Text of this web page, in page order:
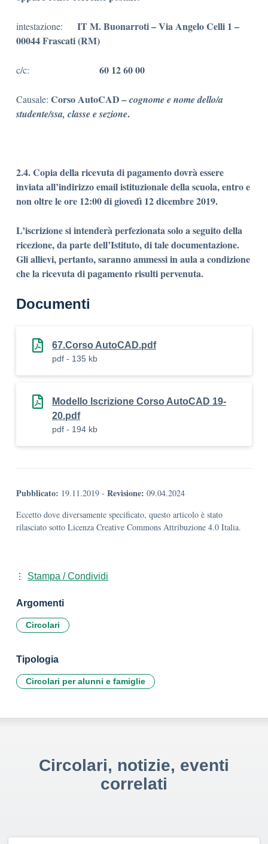
intestazione: IT M. Buonarroti – Via Angelo Celli 1 –
00044 Frascati (RM)
c/c: 60 12 60 00
Causale: Corso AutoCAD–cognome e nome dello/a
studente/ssa, classe e sezione.
2.4.Copia della ricevuta di pagamento dovrà essere
inviata all’indirizzo email istituzionale della scuola, entro e
non oltre le ore 12:00 di giovedì 12 dicembre 2019.
L’iscrizione si intenderà perfezionata solo a seguito della
ricezione, da parte dell’Istituto, di tale documentazione.
Gli allievi, pertanto, saranno ammessi in aula a condizione
che la ricevuta di pagamento risulti pervenuta.
Documenti
67.Corso AutoCAD.pdf
pdf - 135 kb
Modello Iscrizione Corso AutoCAD 19-
20.pdf
pdf - 194 kb
Pubblicato: 19.11.2019 - Revisione: 09.04.2024
Eccetto dove diversamente specificato, questo articolo è stato
rilasciato sotto Licenza Creative Commons Attribuzione 4.0 Italia.
Stampa / Condividi
Argomenti
Circolari
Tipologia
Circolari per alunni e famiglie
Circolari, notizie, eventi
correlati